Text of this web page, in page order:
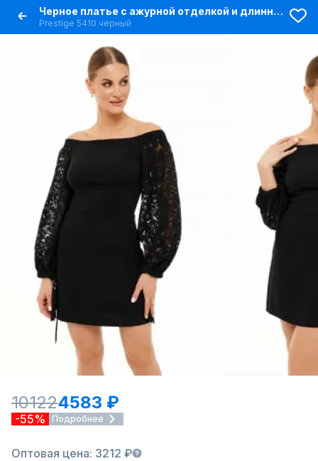
Черное платье с ажурной отделкой и длинными рукавами
Prestige 5410 черный
101224583 ₽
-55% Подробнее
Оптовая цена: 3212 ₽